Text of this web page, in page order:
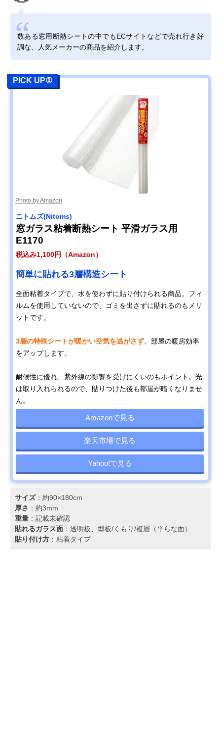
数ある窓用断熱シートの中でもECサイトなどで売れ行き好
調な、人気メーカーの商品を紹介します。
PICK UP①
Photo by Amazon
ニトムズ(Nitoms)
窓ガラス粘着断熱シート 平滑ガラス用
E1170
税込み1,100円（Amazon）
簡単に貼れる3層構造シート
全面粘着タイプで、水を使わずに貼り付けられる商品。フィ
ルムを使用していないので、ゴミを出さずに貼れるのもメリ
ットです。
3層の特殊シートが暖かい空気を逃がさず、部屋の暖房効率
をアップします。
耐候性に優れ、紫外線の影響を受けにくいのもポイント。光
は取り入れられるので、貼りつけた後も部屋が暗くなりませ
ん。
Amazonで見る
楽天市場で見る
Yahoo!で見る
サイズ：約90×180cm
厚さ ：約3mm
重量 ：記載未確認
貼れるガラス面 ：透明板、型板/くもり/複層（平らな面）
貼り付け方 ：粘着タイプ